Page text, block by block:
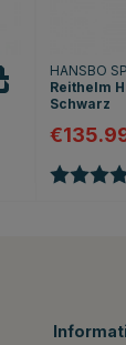
HANSBO
Reithelm
Schwarz
Bewertung: